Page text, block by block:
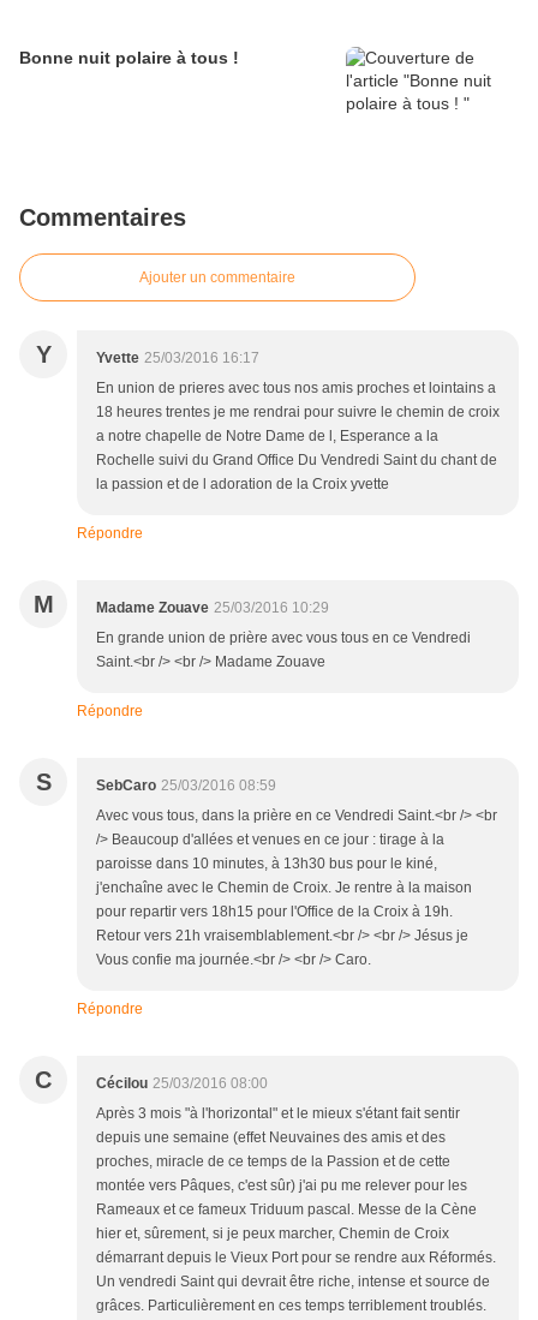
Bonne nuit polaire à tous !
Commentaires
Ajouter un commentaire
Y Yvette 25/03/2016 16:17
En union de prieres avec tous nos amis proches et lointains a
18 heures trentes je me rendrai pour suivre le chemin de croix
a notre chapelle de Notre Dame de l, Esperance a la
Rochelle suivi du Grand Office Du Vendredi Saint du chant de
la passion et de l adoration de la Croix yvette
Répondre
M Madame Zouave 25/03/2016 10:29
En grande union de prière avec vous tous en ce Vendredi
Saint.<br /> <br /> Madame Zouave
Répondre
S SebCaro 25/03/2016 08:59
Avec vous tous, dans la prière en ce Vendredi Saint.<br /> <br
/> Beaucoup d'allées et venues en ce jour : tirage à la
paroisse dans 10 minutes, à 13h30 bus pour le kiné,
j'enchaîne avec le Chemin de Croix. Je rentre à la maison
pour repartir vers 18h15 pour l'Office de la Croix à 19h.
Retour vers 21h vraisemblablement.<br /> <br /> Jésus je
Vous confie ma journée.<br /> <br /> Caro.
Répondre
C Cécilou 25/03/2016 08:00
Après 3 mois "à l'horizontal" et le mieux s'étant fait sentir
depuis une semaine (effet Neuvaines des amis et des
proches, miracle de ce temps de la Passion et de cette
montée vers Pâques, c'est sûr) j'ai pu me relever pour les
Rameaux et ce fameux Triduum pascal. Messe de la Cène
hier et, sûrement, si je peux marcher, Chemin de Croix
démarrant depuis le Vieux Port pour se rendre aux Réformés.
Un vendredi Saint qui devrait être riche, intense et source de
grâces. Particulièrement en ces temps terriblement troublés.